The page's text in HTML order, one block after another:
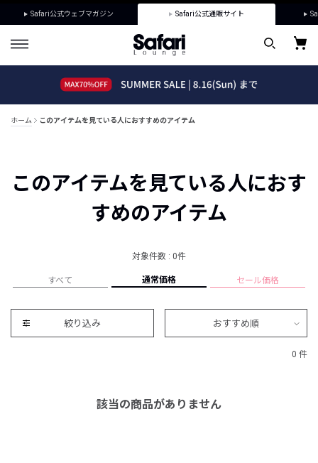
Safari公式ウェブマガジン Safari公式通販サイト
ホーム このアイテムを見ている人におすすめのアイテム
このアイテムを見ている人におす
すめのアイテム
対象件数 : 0件
すべて 通常価格 セール価格
絞り込み おすすめ順
0 件
該当の商品がありません